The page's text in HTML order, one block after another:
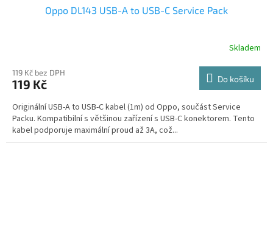
Oppo DL143 USB-A to USB-C Service Pack
Skladem
119 Kč bez DPH
119 Kč Do košíku
Originální USB-A to USB-C kabel (1m) od Oppo, součást Service
Packu. Kompatibilní s většinou zařízení s USB-C konektorem. Tento
kabel podporuje maximální proud až 3A, což...